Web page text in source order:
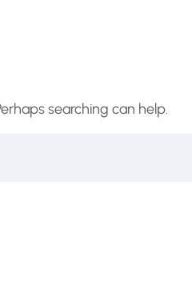
searching can help.